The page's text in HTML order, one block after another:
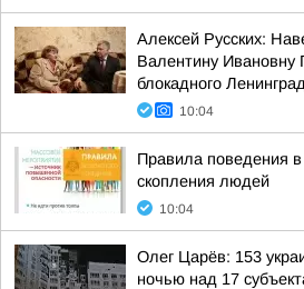
Алексей Русских:
Валентину
блокадного
10:04
Правила поведения в
скопления людей
10:04
Олег Царёв: 153
ночью над 17